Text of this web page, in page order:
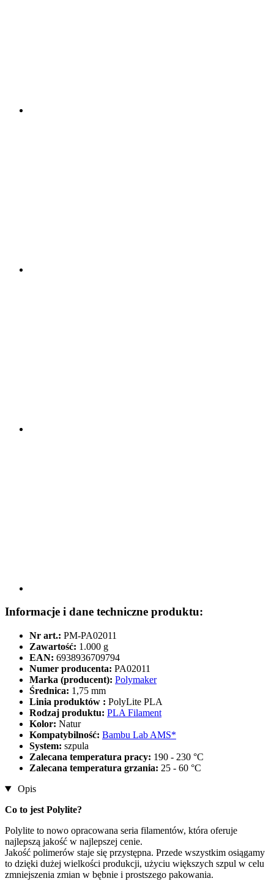
Informacje i dane techniczne produktu:
Nr art.: PM-PA02011
Zawartość: 1.000 g
EAN: 6938936709794
Numer producenta: PA02011
Marka (producent): Polymaker
Średnica: 1,75 mm
Linia produktów : PolyLite PLA
Rodzaj produktu: PLA Filament
Kolor: Natur
Kompatybilność: Bambu Lab AMS*
System: szpula
Zalecana temperatura pracy: 190 - 230 °C
Zalecana temperatura grzania: 25 - 60 °C
Opis
Co to jest Polylite?
Polylite to nowo opracowana seria filamentów, która oferuje
najlepszą jakość w najlepszej cenie.
Jakość polimerów staje się przystępna. Przede wszystkim osiągamy
to dzięki dużej wielkości produkcji, użyciu większych szpul w celu
zmniejszenia zmian w bębnie i prostszego pakowania.